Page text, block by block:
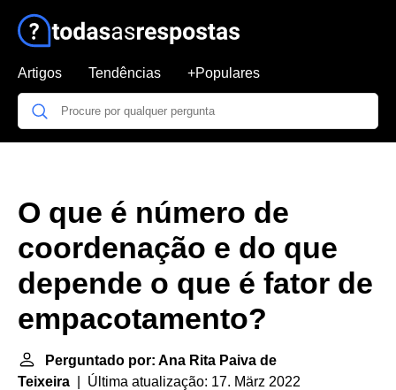
Artigos Tendências +Populares
O que é número de
coordenação e do que
depende o que é fator de
empacotamento?
Perguntado por: Ana Rita Paiva de
Teixeira | Última atualização: 17. März 2022